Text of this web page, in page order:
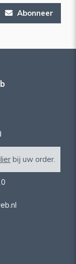
Abonneer
bij uw order.